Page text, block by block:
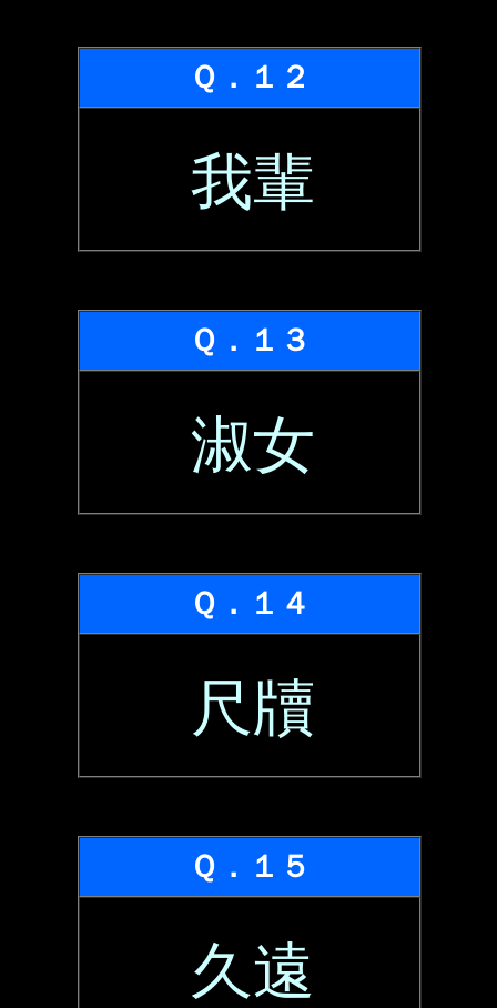
Ｑ．１２
我輩
Ｑ．１３
淑女
Ｑ．１４
尺牘
Ｑ．１５
久遠